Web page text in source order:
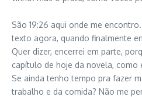
São 19:26 aqui onde me
texto agora, quando finalmente
Quer dizer, encerrei em parte,
capítulo de hoje da novela, como
Se ainda tenho tempo pra fazer
trabalho e da comida? Não me